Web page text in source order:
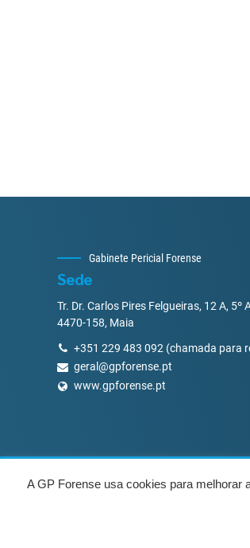
Gabinete Pericial Forense
Sede
Tr. Dr. Carlos Pires Felgueiras, 12 A, 5º
4470-158, Maia
+351 229 483 092 (chamada para
geral@gpforense.pt
www.gpforense.pt
Desenvolvido porUpWeGo.
A GP Forense usa cookies para melhorar